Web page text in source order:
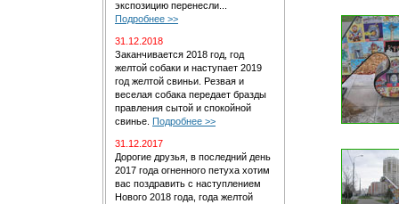
экспозицию перенесли...
Подробнее >>
31.12.2018
Заканчивается 2018 год, год
желтой собаки и наступает 2019
год желтой свиньи. Резвая и
веселая собака передает бразды
правления сытой и спокойной
свинье. Подробнее >>
31.12.2017
Дорогие друзья, в последний день
2017 года огненного петуха хотим
вас поздравить с наступлением
Нового 2018 года, года желтой